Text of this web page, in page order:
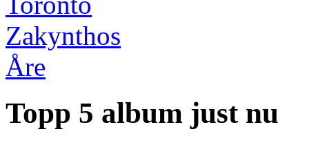
Zakynthos
Åre
Topp 5 album just nu